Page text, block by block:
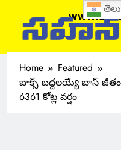
Home
Featured
బాక్స్ బద్దలయ్యే బాస్
6361 కోట్ల వర్షం